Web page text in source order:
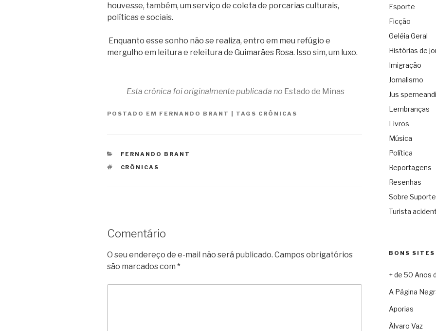
houvesse, também, um serviço de coleta de porcarias culturais,
políticas e sociais.
Enquanto esse sonho não se realiza, entro em meu refúgio e
mergulho em leitura e releitura de Guimarães Rosa. Isso sim, um luxo.
Esta crônica foi originalmente publicada no Estado de Minas
POSTADO EM FERNANDO BRANT | TAGS CRÔNICAS
CATEGORIAS
FERNANDO BRANT
TAGS
CRÔNICAS
Comentário
O seu endereço de e-mail não será publicado. Campos obrigatórios
são marcados com *
Esporte
Ficção
Geléia Geral
Histórias de
Imigração
Jornalismo
Jus sperneandi
Lembranças
Livros
Música
Política
Reportagens
Resenhas
Sobre
Turista
BONS SITES
+ de 50 Anos
A Página
Aporias
Álvaro Vaz